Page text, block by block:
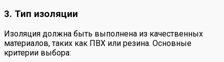
3. Тип изоляции
Изоляция должна быть выполнена из качественных
материалов, таких как ПВХ или резина. Основные
критерии выбора: